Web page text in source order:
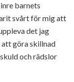
barnets
svårt för mig att
det jag
att göra skillnad
och rädslor